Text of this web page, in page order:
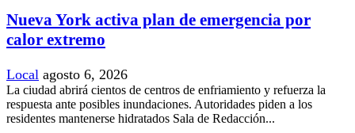
Nueva York activa plan de emergencia por
calor extremo
Local agosto 6, 2026
La ciudad abrirá cientos de centros de enfriamiento y refuerza la
respuesta ante posibles inundaciones. Autoridades piden a los
residentes mantenerse hidratados Sala de Redacción...